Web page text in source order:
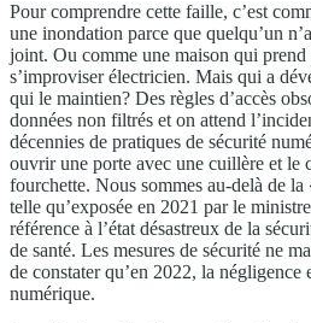
Pour comprendre cette faille, c’est
une inondation parce que quelqu’un
joint. Ou comme une maison qui prend
s’improviser électricien. Mais qui a
qui le maintien? Des règles d’accès
données non filtrés et on attend
décennies de pratiques de sécurité
ouvrir une porte avec une cuillère et le
fourchette. Nous sommes au-delà de la
telle qu’exposée en 2021 par le
référence à l’état désastreux de la
de santé. Les mesures de sécurité ne
de constater qu’en 2022, la négligence
numérique.